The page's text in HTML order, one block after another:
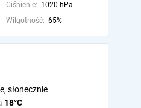
Ciśnienie: 1020 hPa
Wilgotność: 65%
18°C
słonecznie